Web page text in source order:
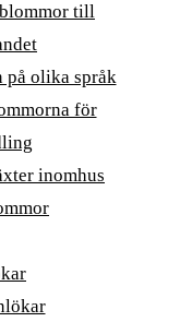
till
på olika språk
för
inomhus